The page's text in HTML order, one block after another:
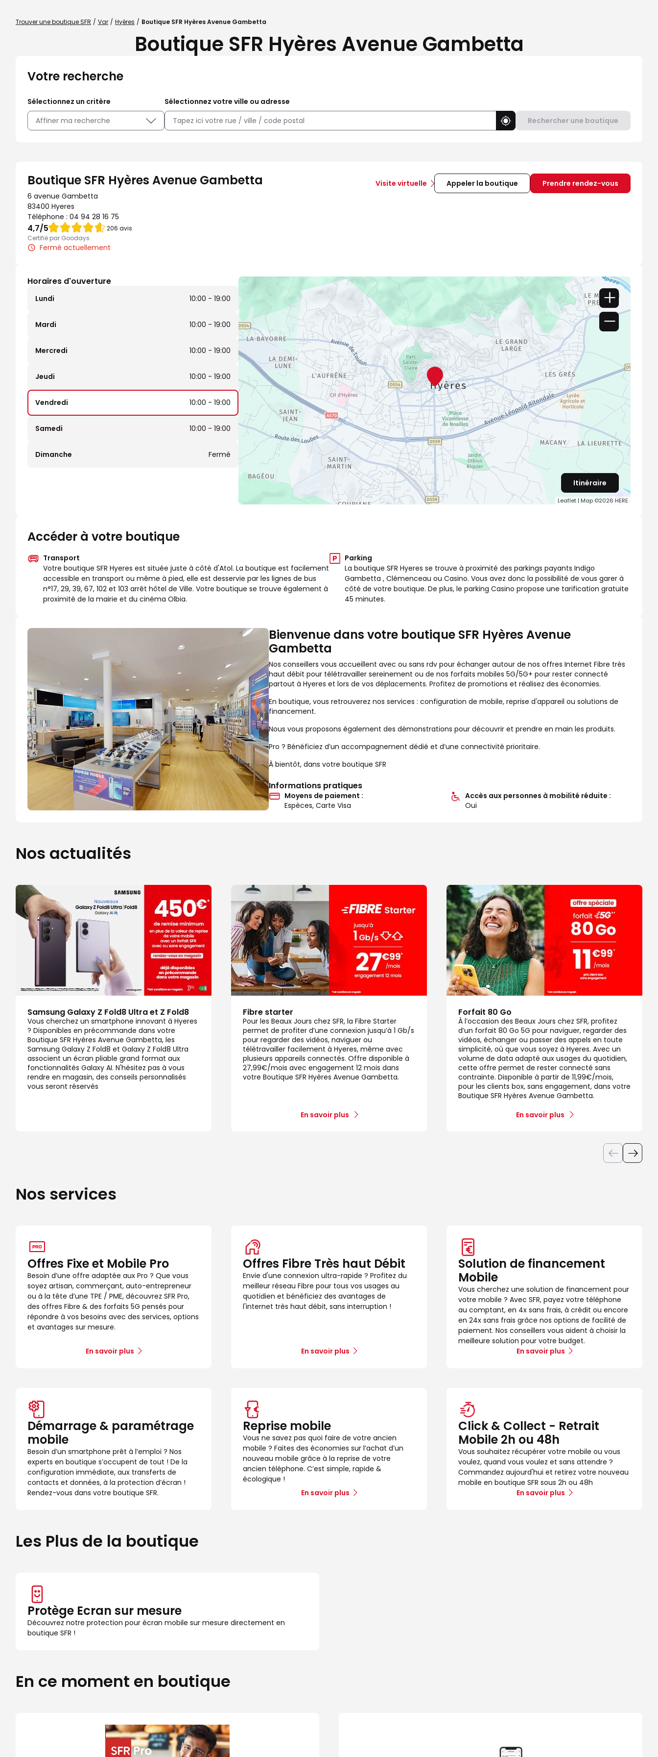
Trouver une boutique SFR Var Hyères Boutique SFR Hyères Avenue Gambetta
Boutique SFR Hyères Avenue Gambetta
Votre recherche
Sélectionnez un critère
Affiner ma recherche
Sélectionnez votre ville ou adresse
Utiliser ma position
Rechercher une boutique
Boutique SFR Hyères Avenue Gambetta
6 avenue Gambetta
83400 Hyeres
Téléphone : 04 94 28 16 75
4,7/5Note de 4.7 sur 5
206 avis
Certifié par Goodays
Fermé actuellement
Visite virtuelle Appeler la boutique Prendre rendez-vous
Horaires d'ouverture
Lundi 10:00 - 19:00
Mardi 10:00 - 19:00
Mercredi 10:00 - 19:00
Jeudi 10:00 - 19:00
Vendredi 10:00 - 19:00
Samedi 10:00 - 19:00
Dimanche Fermé
Leaflet | Map ©2026 HERE
Itinéraire
Accéder à votre boutique
Transport
Votre boutique SFR Hyeres est située juste à côté d'Atol. La boutique est facilement
accessible en transport ou même à pied, elle est desservie par les lignes de bus
n°17, 29, 39, 67, 102 et 103 arrêt hôtel de Ville. Votre boutique se trouve également à
proximité de la mairie et du cinéma Olbia.
Parking
La boutique SFR Hyeres se trouve à proximité des parkings payants Indigo
Gambetta , Clémenceau ou Casino. Vous avez donc la possibilité de vous garer à
côté de votre boutique. De plus, le parking Casino propose une tarification gratuite
45 minutes.
Bienvenue dans votre boutique SFR Hyères Avenue
Gambetta
Nos conseillers vous accueillent avec ou sans rdv pour échanger autour de nos offres Internet Fibre très
haut débit pour télétravailler sereinement ou de nos forfaits mobiles 5G/5G+ pour rester connecté
partout à Hyeres et lors de vos déplacements. Profitez de promotions et réalisez des économies.
En boutique, vous retrouverez nos services : configuration de mobile, reprise d'appareil ou solutions de
financement.
Nous vous proposons également des démonstrations pour découvrir et prendre en main les produits.
Pro ? Bénéficiez d’un accompagnement dédié et d’une connectivité prioritaire.
À bientôt, dans votre boutique SFR
Informations pratiques
Moyens de paiement :
Espèces, Carte Visa
Accès aux personnes à mobilité réduite :
Oui
Nos actualités
Samsung Galaxy Z Fold8 Ultra et Z Fold8
Vous cherchez un smartphone innovant à Hyeres
? Disponibles en précommande dans votre
Boutique SFR Hyères Avenue Gambetta, les
Samsung Galaxy Z Fold8 et Galaxy Z Fold8 Ultra
associent un écran pliable grand format aux
fonctionnalités Galaxy AI. N'hésitez pas à vous
rendre en magasin, des conseils personnalisés
vous seront réservés
Fibre starter
Pour les Beaux Jours chez SFR, la Fibre Starter
permet de profiter d’une connexion jusqu’à 1 Gb/s
pour regarder des vidéos, naviguer ou
télétravailler facilement à Hyeres, même avec
plusieurs appareils connectés. Offre disponible à
27,99€/mois avec engagement 12 mois dans
votre Boutique SFR Hyères Avenue Gambetta.
En savoir plus
Forfait 80 Go
À l’occasion des Beaux Jours chez SFR, profitez
d’un forfait 80 Go 5G pour naviguer, regarder des
vidéos, échanger ou passer des appels en toute
simplicité, où que vous soyez à Hyeres. Avec un
volume de data adapté aux usages du quotidien,
cette offre permet de rester connecté sans
contrainte. Disponible à partir de 11,99€/mois,
pour les clients box, sans engagement, dans votre
Boutique SFR Hyères Avenue Gambetta.
En savoir plus
Nos services
Offres Fixe et Mobile Pro
Besoin d’une offre adaptée aux Pro ? Que vous
soyez artisan, commerçant, auto-entrepreneur
ou à la tête d’une TPE / PME, découvrez SFR Pro,
des offres Fibre & des forfaits 5G pensés pour
répondre à vos besoins avec des services, options
et avantages sur mesure.
En savoir plus
Offres Fibre Très haut Débit
Envie d'une connexion ultra-rapide ? Profitez du
meilleur réseau Fibre pour tous vos usages au
quotidien et bénéficiez des avantages de
l'internet très haut débit, sans interruption !
En savoir plus
Solution de financement
Mobile
Vous cherchez une solution de financement pour
votre mobile ? Avec SFR, payez votre téléphone
au comptant, en 4x sans frais, à crédit ou encore
en 24x sans frais grâce nos options de facilité de
paiement. Nos conseillers vous aident à choisir la
meilleure solution pour votre budget.
En savoir plus
Démarrage & paramétrage
mobile
Besoin d’un smartphone prêt à l’emploi ? Nos
experts en boutique s’occupent de tout ! De la
configuration immédiate, aux transferts de
contacts et données, à la protection d’écran !
Rendez-vous dans votre boutique SFR.
Reprise mobile
Vous ne savez pas quoi faire de votre ancien
mobile ? Faites des économies sur l’achat d’un
nouveau mobile grâce à la reprise de votre
ancien téléphone. C’est simple, rapide &
écologique !
En savoir plus
Click & Collect - Retrait
Mobile 2h ou 48h
Vous souhaitez récupérer votre mobile ou vous
voulez, quand vous voulez et sans attendre ?
Commandez aujourd'hui et retirez votre nouveau
mobile en boutique SFR sous 2h ou 48h
En savoir plus
Les Plus de la boutique
Protège Ecran sur mesure
Découvrez notre protection pour écran mobile sur mesure directement en
boutique SFR !
En ce moment en boutique